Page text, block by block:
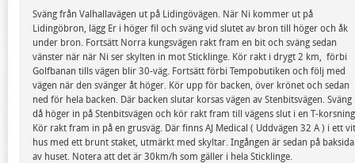
Sväng från Valhallavägen ut på Lidingövägen. När Ni kommer ut på
Lidingöbron, lägg Er i höger fil och sväng vid slutet av bron till höger och åk
under bron. Fortsätt Norra kungsvägen rakt fram en bit och sväng sedan
vänster när när Ni ser skylten in mot Sticklinge. Kör rakt i drygt 2 km, förbi
Golfbanan tills vägen blir 30-väg. Fortsätt förbi Tempobutiken och följ med
vägen när den svänger åt höger. Kör upp för backen, över krönet och sedan
ned för hela backen. Där backen slutar korsas vägen av Stenbitsvägen. Sväng
då höger in på Stenbitsvägen och kör rakt fram till vägens slut i en T-
Kör rakt fram in på en grusväg. Där finns AJ Medical ( Uddvägen 32 A ) i ett
hus med ett brunt staket, utmärkt med skyltar. Ingången är sedan på
av huset. Notera att det är 30km/h som gäller i hela Sticklinge.